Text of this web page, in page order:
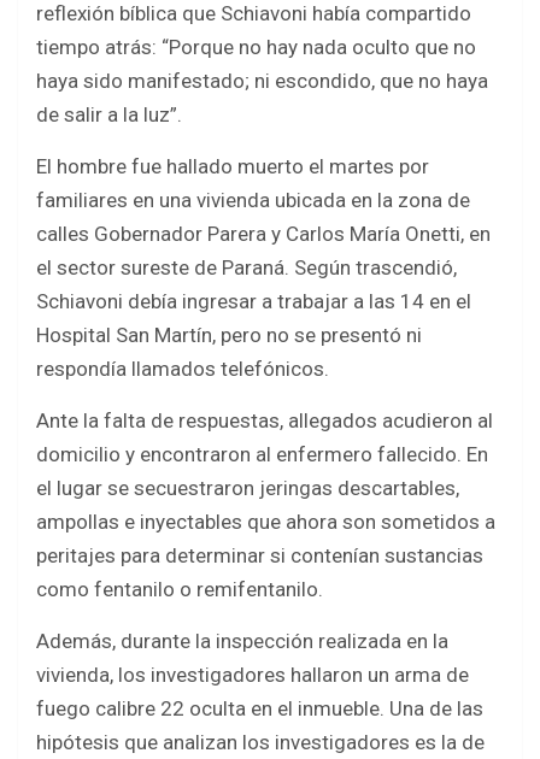
reflexión bíblica que Schiavoni había compartido
tiempo atrás: “Porque no hay nada oculto que no
haya sido manifestado; ni escondido, que no haya
de salir a la luz”.
El hombre fue hallado muerto el martes por
familiares en una vivienda ubicada en la zona de
calles Gobernador Parera y Carlos María Onetti, en
el sector sureste de Paraná. Según trascendió,
Schiavoni debía ingresar a trabajar a las 14 en el
Hospital San Martín, pero no se presentó ni
respondía llamados telefónicos.
Ante la falta de respuestas, allegados acudieron al
domicilio y encontraron al enfermero fallecido. En
el lugar se secuestraron jeringas descartables,
ampollas e inyectables que ahora son sometidos a
peritajes para determinar si contenían sustancias
como fentanilo o remifentanilo.
Además, durante la inspección realizada en la
vivienda, los investigadores hallaron un arma de
fuego calibre 22 oculta en el inmueble. Una de las
hipótesis que analizan los investigadores es la de